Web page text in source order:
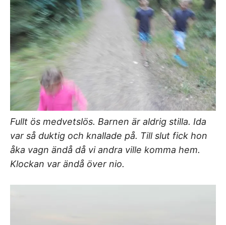
Fullt ös medvetslös. Barnen är aldrig stilla. Ida
var så duktig och knallade på. Till slut fick hon
åka vagn ändå då vi andra ville komma hem.
Klockan var ändå över nio.